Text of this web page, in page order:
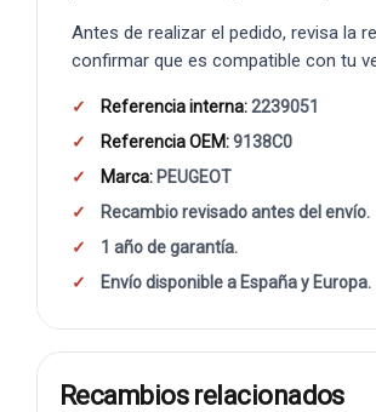
Antes de realizar el pedido, revisa la
confirmar que es compatible con tu
Referencia interna:2239051
Referencia OEM:9138C0
Marca: PEUGEOT
Recambio revisado antes del envío.
1 año de garantía.
Envío disponible a España y Europa.
Recambios relacionados